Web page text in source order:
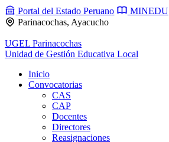
Portal del Estado Peruano MINEDU
Parinacochas, Ayacucho
UGEL Parinacochas
Unidad de Gestión Educativa Local
Inicio
Convocatorias
CAS
CAP
Docentes
Directores
Reasignaciones